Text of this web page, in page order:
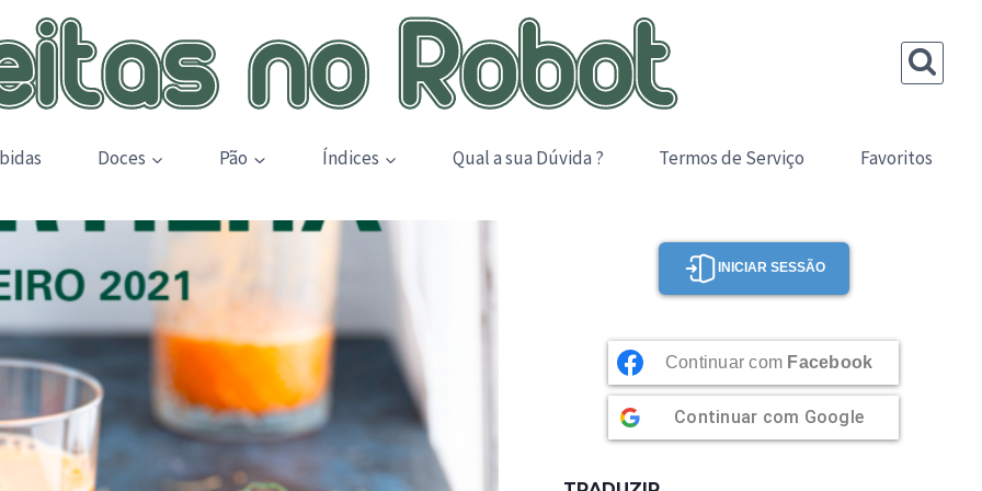
Doces Pão Índices Qual a sua Dúvida ? Termos de Serviço Favoritos
INICIAR SESSÃO
Continuar com Facebook
Continuar com Google